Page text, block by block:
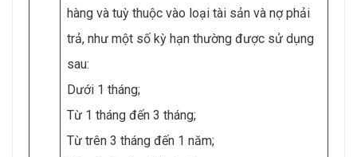
hàng và tuỳ thuộc vào loại tài sản và nợ phải
trả, như một số kỳ hạn thường được sử dụng
sau:
Dưới 1 tháng;
Từ 1 tháng đến 3 tháng;
Từ trên 3 tháng đến 1 năm;